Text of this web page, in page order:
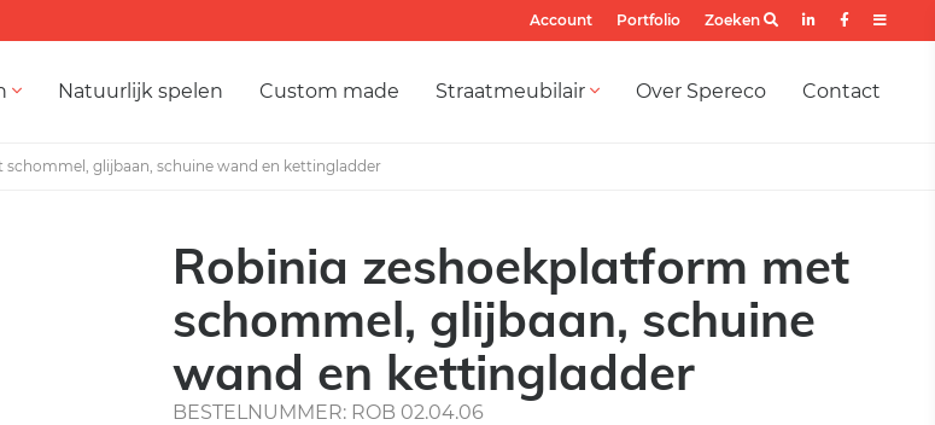
Account Portfolio Zoeken
Natuurlijk spelen Custom made Straatmeubilair Over Spereco Contact
glijbaan, schuine wand en kettingladder
Robinia zeshoekplatform met
schommel, glijbaan, schuine
wand en kettingladder
BESTELNUMMER: ROB 02.04.06